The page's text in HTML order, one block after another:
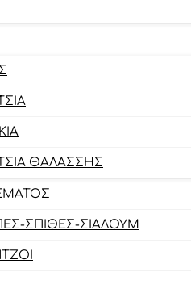
ΘΑΛΆΣΣΗΣ
ΣΠΊΘΕΣ-ΣΊΑΛΟΥΜ